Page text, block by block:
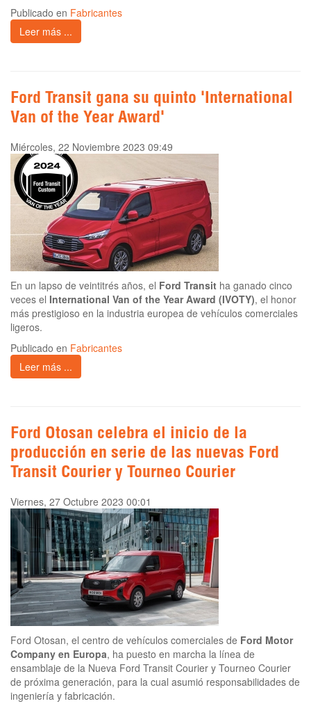
Publicado en Fabricantes
Leer más ...
Ford Transit gana su quinto 'International
Van of the Year Award'
Miércoles, 22 Noviembre 2023 09:49
En un lapso de veintitrés años, el Ford Transit ha ganado cinco
veces el International Van of the Year Award (IVOTY), el honor
más prestigioso en la industria europea de vehículos comerciales
ligeros.
Publicado en Fabricantes
Leer más ...
Ford Otosan celebra el inicio de la
producción en serie de las nuevas Ford
Transit Courier y Tourneo Courier
Viernes, 27 Octubre 2023 00:01
Ford Otosan, el centro de vehículos comerciales de Ford Motor
Company en Europa, ha puesto en marcha la línea de
ensamblaje de la Nueva Ford Transit Courier y Tourneo Courier
de próxima generación, para la cual asumió responsabilidades de
ingeniería y fabricación.